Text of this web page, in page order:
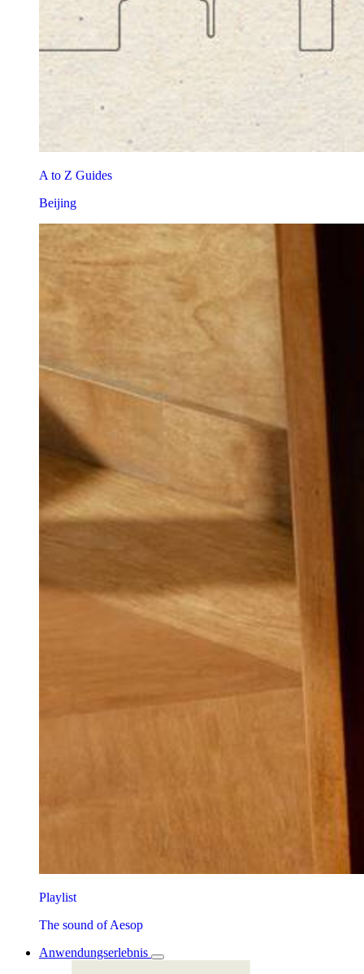
A to Z Guides
Beijing
Playlist
The sound of Aesop
Anwendungserlebnis